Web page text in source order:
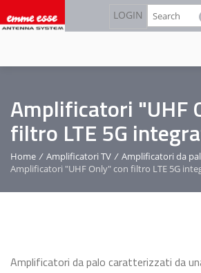
al
contenuto
LOGIN Cerca
Amplificatori "UHF
filtro LTE 5G
Home / Amplificatori TV / Amplificatori da
Amplificatori "UHF Only" con filtro LTE 5G
Amplificatori da palo caratterizzati da